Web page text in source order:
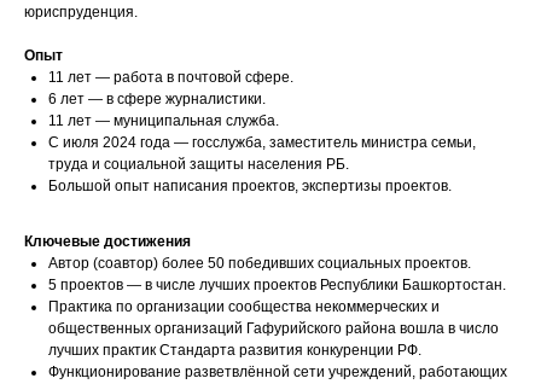
юриспруденция.
Опыт
11 лет — работа в почтовой сфере.
6 лет — в сфере журналистики.
11 лет — муниципальная служба.
С июля 2024 года — госслужба, заместитель министра семьи,
труда и социальной защиты населения РБ.
Большой опыт написания проектов, экспертизы проектов.
Ключевые достижения
Автор (соавтор) более 50 победивших социальных проектов.
5 проектов — в числе лучших проектов Республики Башкортостан.
Практика по организации сообщества некоммерческих и
общественных организаций Гафурийского района вошла в число
лучших практик Стандарта развития конкуренции РФ.
Функционирование разветвлённой сети учреждений, работающих